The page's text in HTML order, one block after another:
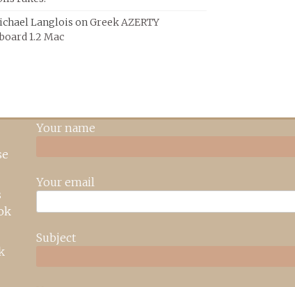
Langlois onGreek AZERTY
1.2 Mac
Your name
Your email
Subject